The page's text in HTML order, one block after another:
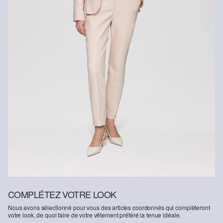
Fibre certifiée durable
Dans le domaine des fibres certifiées durables, nous nous
engageons à utiliser des fibres naturelles provenant de sources
renouvelables. Leurs matières premières sont cultivées de
manière à économiser les ressources.
Viscose plus responsable : Ce produit contient de la viscose plus
responsable. Pour la production, seul du bois provenant d’une
sylviculture certifiée est utilisé. Au cours du processus de
production, la consommation d’eau et les émissions de gaz à effet
de serre sont considérablement réduits par rapport à la production
d’autres fibres naturelles non certifiées.
COMPLÉTEZ VOTRE LOOK
Nous avons sélectionné pour vous des articles coordonnés qui complèteront
votre look, de quoi faire de votre vêtement préféré la tenue idéale.